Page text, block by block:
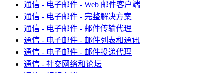
通信 - 电子邮件 - Web 邮件客户端
通信 - 电子邮件 - 完整解决方案
通信 - 电子邮件 - 邮件传输代理
通信 - 电子邮件 - 邮件列表和通讯
通信 - 电子邮件 - 邮件投递代理
通信 - 社交网络和论坛